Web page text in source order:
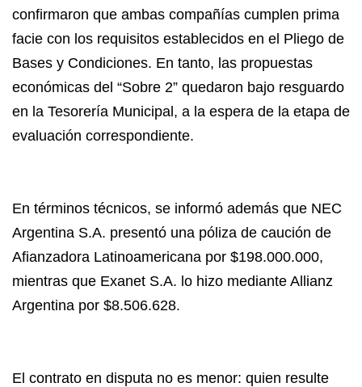
confirmaron que ambas compañías cumplen prima
facie con los requisitos establecidos en el Pliego de
Bases y Condiciones. En tanto, las propuestas
económicas del “Sobre 2” quedaron bajo resguardo
en la Tesorería Municipal, a la espera de la etapa de
evaluación correspondiente.
En términos técnicos, se informó además que NEC
Argentina S.A. presentó una póliza de caución de
Afianzadora Latinoamericana por $198.000.000,
mientras que Exanet S.A. lo hizo mediante Allianz
Argentina por $8.506.628.
El contrato en disputa no es menor: quien resulte